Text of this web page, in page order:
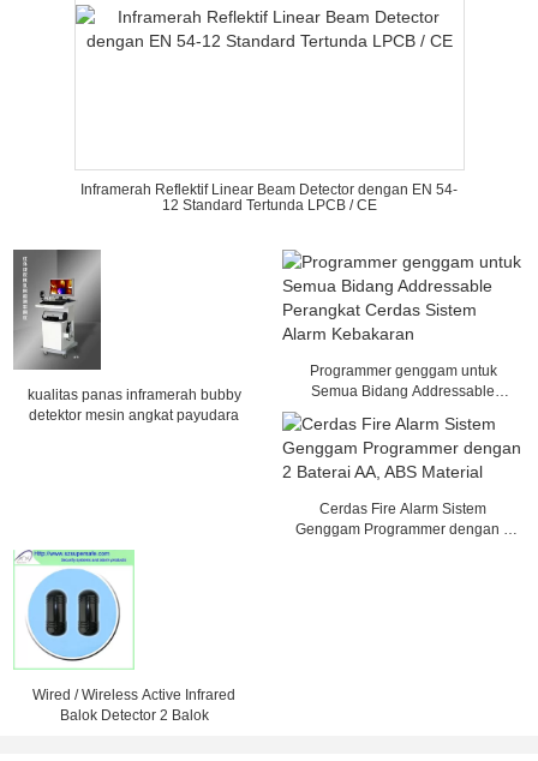
Inframerah Reflektif Linear Beam Detector dengan EN 54-
12 Standard Tertunda LPCB / CE
kualitas panas inframerah bubby
detektor mesin angkat payudara
Programmer genggam untuk
Semua Bidang Addressable
Perangkat Cerdas Sistem Alarm
Kebakaran
Cerdas Fire Alarm Sistem
Genggam Programmer dengan 2
Wired / Wireless Active Infrared
Balok Detector 2 Balok